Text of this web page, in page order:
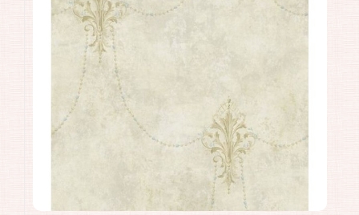
Материал покрытия:
Акриловое
Страна:
США
Материал основы:
53